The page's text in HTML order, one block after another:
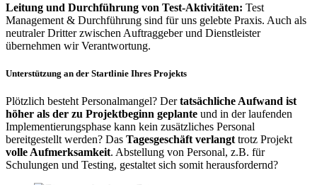
Leitung und Durchführung von Test-Aktivitäten: Test
Management & Durchführung sind für uns gelebte Praxis. Auch als
neutraler Dritter zwischen Auftraggeber und Dienstleister
übernehmen wir Verantwortung.
Unterstützung an der Startlinie Ihres Projekts
Plötzlich besteht Personalmangel? Dertatsächliche Aufwand ist
höher als der zu Projektbeginn geplante und in der laufenden
Implementierungsphase kann kein zusätzliches Personal
bereitgestellt werden? Das Tagesgeschäft verlangt trotz Projekt
volle Aufmerksamkeit. Abstellung von Personal, z.B. für
Schulungen und Testing, gestaltet sich somit herausfordernd?